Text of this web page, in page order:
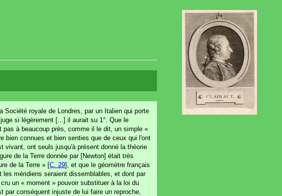
Société royale de Londres, par un Italien qui porte
si légèrement [...] il aurait su 1°. Que le
à beaucoup près, comme il le dit, un simple «
bien connues et bien senties que de ceux qui l'ont
vivant, ont seuls jusqu'à présent donné la théorie
de la Terre donnée par [Newton] était très
de la Terre » [C. 29], et que le géomètre français
méridiens seraient dissemblables, et dont par
un « moment » pouvoir substituer à la loi du
par conséquent injuste de lui faire un reproche,